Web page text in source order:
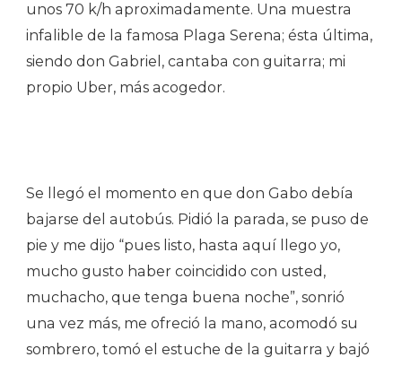
unos 70 k/h aproximadamente. Una muestra
infalible de la famosa Plaga Serena; ésta última,
siendo don Gabriel, cantaba con guitarra; mi
propio Uber, más acogedor.
Se llegó el momento en que don Gabo debía
bajarse del autobús. Pidió la parada, se puso de
pie y me dijo “pues listo, hasta aquí llego yo,
mucho gusto haber coincidido con usted,
muchacho, que tenga buena noche”, sonrió
una vez más, me ofreció la mano, acomodó su
sombrero, tomó el estuche de la guitarra y bajó